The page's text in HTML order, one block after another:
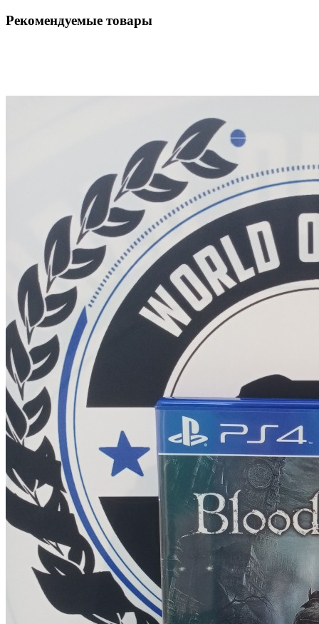
Рекомендуемые товары